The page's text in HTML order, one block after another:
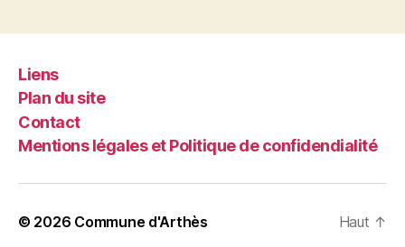
Liens
Plan du site
Contact
Mentions légales et Politique de confidendialité
© 2026 Commune d'Arthès Haut ↑